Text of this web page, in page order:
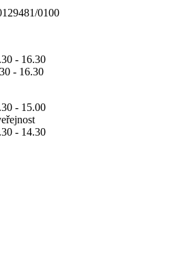
0100
- 16.30
- 16.30
- 15.00
- 14.30